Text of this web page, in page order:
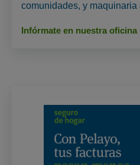
comunidades, y maquinaria
Infórmate en nuestra oficina